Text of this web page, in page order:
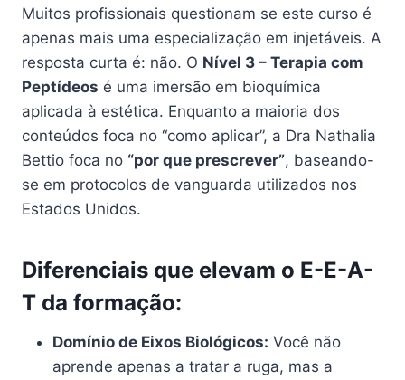
Muitos profissionais questionam se este curso é
apenas mais uma especialização em injetáveis. A
resposta curta é: não. O Nível 3 – Terapia com
Peptídeos é uma imersão em bioquímica
aplicada à estética. Enquanto a maioria dos
conteúdos foca no “como aplicar”, a Dra Nathalia
Bettio foca no “por que prescrever”, baseando-
se em protocolos de vanguarda utilizados nos
Estados Unidos.
Diferenciais que elevam o E-E-A-
T da formação:
Domínio de Eixos Biológicos: Você não
aprende apenas a tratar a ruga, mas a